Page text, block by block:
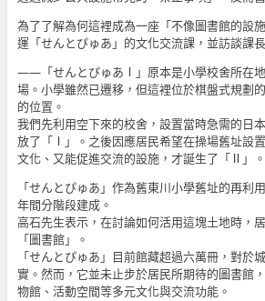
為了了解為何這裡成為一座「不像圖書館的設
運「せんとぴゅあ」的文化交流課，並訪談課
——「せんとぴゅあⅠ」原本是小學校舍所在
場。小學雖然已遷移，但這裡位於棋盤式規劃
的位置。
我們先利用空下來的校舍，設置當時急需的日
放了「Ⅰ」。之後因應居民希望在操場舊址設
文化、又能促進交流的設施，才誕生了「Ⅱ」。
「せんとぴゅあ」作為舊東川小學舊址的再利
年間分階段建成。
高石先生表示，在討論如何活用這塊土地時，
「圖書館」。
「せんとぴゅあ」目前館藏超過六萬冊，對於
實。然而，它並未止步於居民所期待的圖書館
物館、活動空間等多元文化與交流功能。